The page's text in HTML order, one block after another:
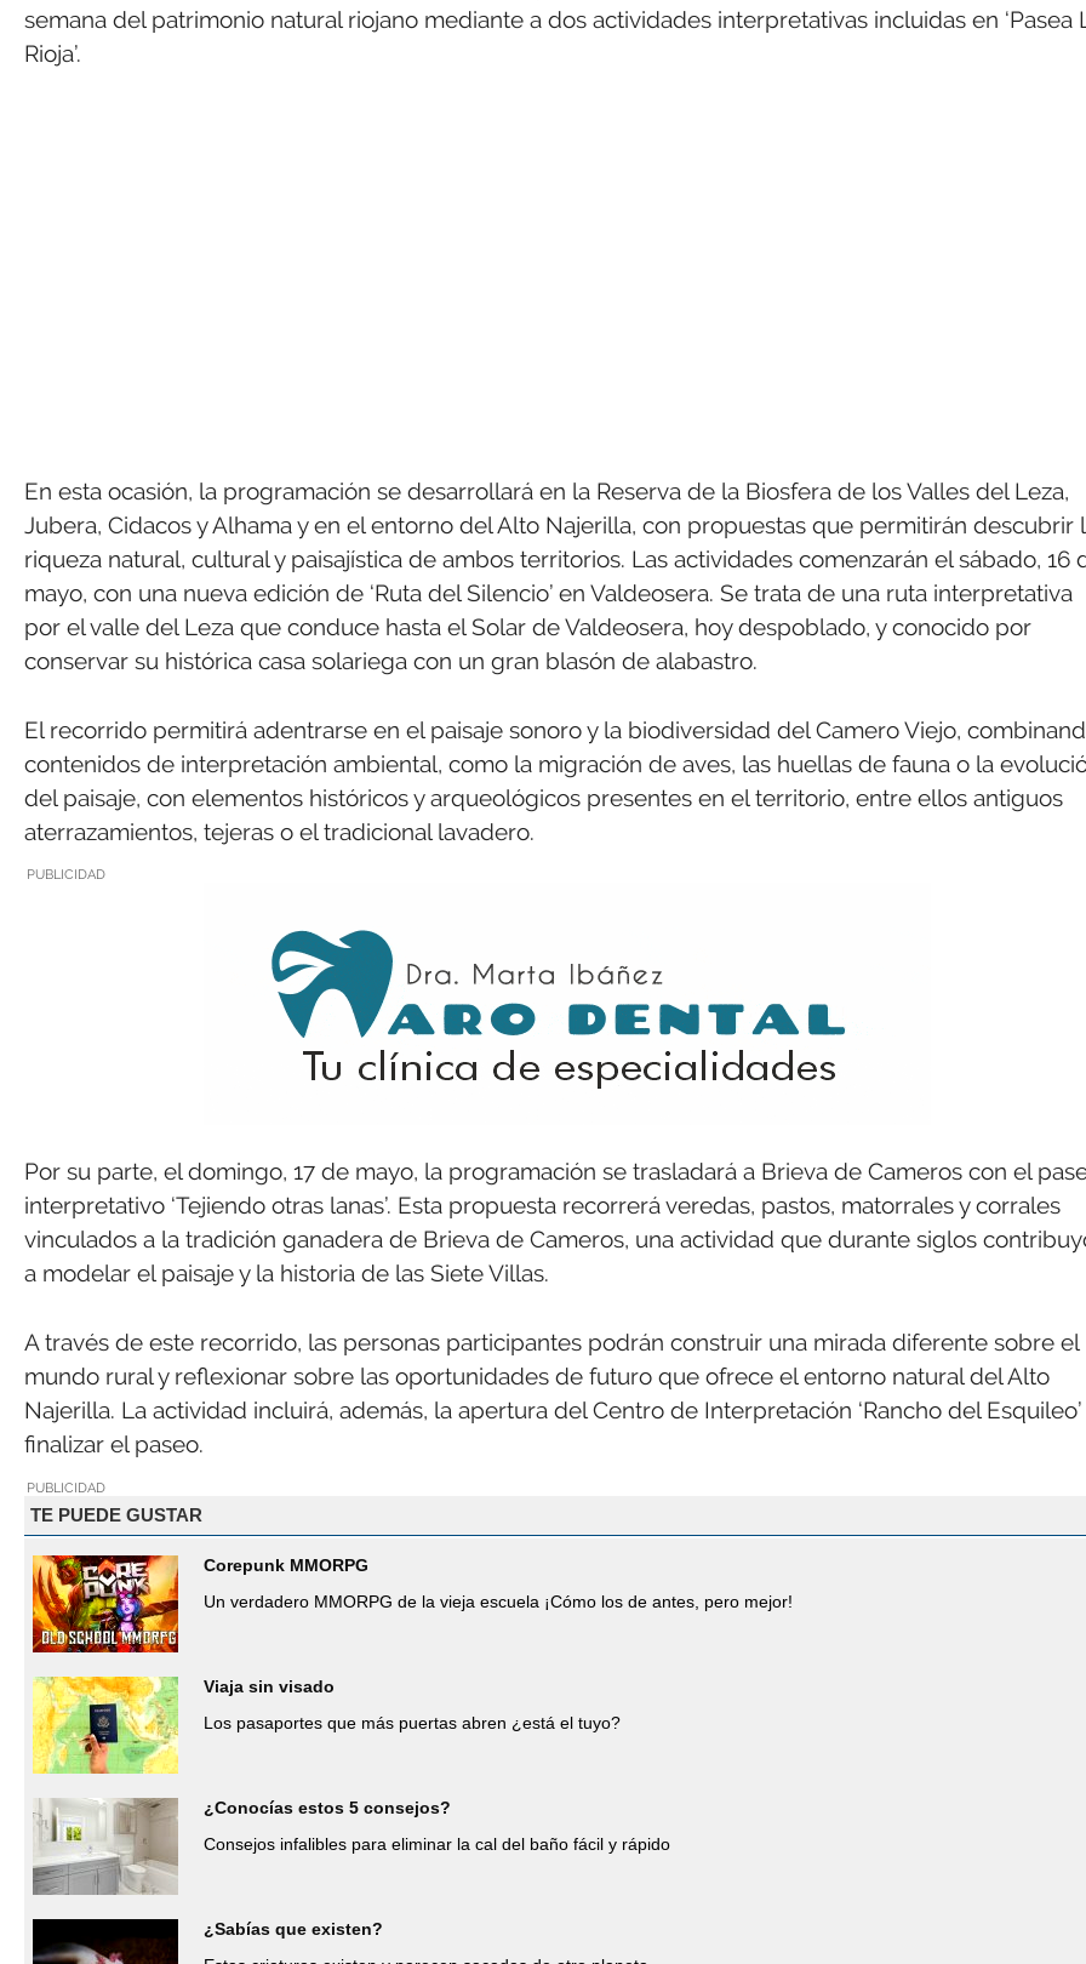
semana del patrimonio natural riojano mediante a dos actividades interpretativas incluidas en ‘Pasea
Rioja’.
En esta ocasión, la programación se desarrollará en la Reserva de la Biosfera de los Valles del Leza,
Jubera, Cidacos y Alhama y en el entorno del Alto Najerilla, con propuestas que permitirán descubrir
riqueza natural, cultural y paisajística de ambos territorios. Las actividades comenzarán el sábado, 16
mayo, con una nueva edición de ‘Ruta del Silencio’ en Valdeosera. Se trata de una ruta interpretativa
por el valle del Leza que conduce hasta el Solar de Valdeosera, hoy despoblado, y conocido por
conservar su histórica casa solariega con un gran blasón de alabastro.
El recorrido permitirá adentrarse en el paisaje sonoro y la biodiversidad del Camero Viejo,
contenidos de interpretación ambiental, como la migración de aves, las huellas de fauna o la
del paisaje, con elementos históricos y arqueológicos presentes en el territorio, entre ellos antiguos
aterrazamientos, tejeras o el tradicional lavadero.
PUBLICIDAD
Por su parte, el domingo, 17 de mayo, la programación se trasladará a Brieva de Cameros con el
interpretativo ‘Tejiendo otras lanas’. Esta propuesta recorrerá veredas, pastos, matorrales y corrales
vinculados a la tradición ganadera de Brieva de Cameros, una actividad que durante siglos
a modelar el paisaje y la historia de las Siete Villas.
A través de este recorrido, las personas participantes podrán construir una mirada diferente sobre el
mundo rural y reflexionar sobre las oportunidades de futuro que ofrece el entorno natural del Alto
Najerilla. La actividad incluirá, además, la apertura del Centro de Interpretación ‘Rancho del Esquileo’
finalizar el paseo.
PUBLICIDAD
TE PUEDE GUSTAR
Corepunk MMORPG
Un verdadero MMORPG de la vieja escuela ¡Cómo los de antes, pero mejor!
Viaja sin visado
Los pasaportes que más puertas abren ¿está el tuyo?
¿Conocías estos 5 consejos?
Consejos infalibles para eliminar la cal del baño fácil y rápido
¿Sabías que existen?